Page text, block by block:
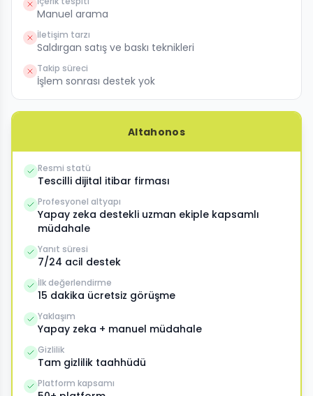
Manuel arama
İletişim tarzı
Saldırgan satış ve baskı teknikleri
Takip süreci
İşlem sonrası destek yok
Altahonos
Resmi statü
Tescilli dijital itibar firması
Profesyonel altyapı
Yapay zeka destekli uzman ekiple kapsamlı
müdahale
Yanıt süresi
7/24 acil destek
İlk değerlendirme
15 dakika ücretsiz görüşme
Yaklaşım
Yapay zeka + manuel müdahale
Gizlilik
Tam gizlilik taahhüdü
Platform kapsamı